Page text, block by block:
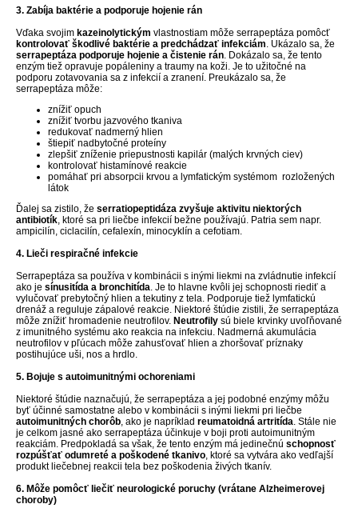
3. Zabíja baktérie a podporuje hojenie rán
Vďaka svojim kazeinolytickým vlastnostiam môže serrapeptáza pomôcť
kontrolovať škodlivé baktérie a predchádzať infekciám. Ukázalo sa, že
serrapeptáza podporuje hojenie a čistenie rán. Dokázalo sa, že tento
enzým tiež opravuje popáleniny a traumy na koži. Je to užitočné na
podporu zotavovania sa z infekcií a zranení. Preukázalo sa, že
serrapeptáza môže:
znížiť opuch
znížiť tvorbu jazvového tkaniva
redukovať nadmerný hlien
štiepiť nadbytočné proteíny
zlepšiť zníženie priepustnosti kapilár (malých krvných ciev)
kontrolovať histamínové reakcie
pomáhať pri absorpcii krvou a lymfatickým systémom rozložených
látok
Ďalej sa zistilo, že serratiopeptidáza zvyšuje aktivitu niektorých
antibiotík, ktoré sa pri liečbe infekcií bežne používajú. Patria sem napr.
ampicilín, ciclacilín, cefalexín, minocyklín a cefotiam.
4. Lieči respiračné infekcie
Serrapeptáza sa používa v kombinácii s inými liekmi na zvládnutie infekcií
ako je sínusitída a bronchitída. Je to hlavne kvôli jej schopnosti riediť a
vylučovať prebytočný hlien a tekutiny z tela. Podporuje tiež lymfatickú
drenáž a reguluje zápalové reakcie. Niektoré štúdie zistili, že serrapeptáza
môže znížiť hromadenie neutrofilov. Neutrofily sú biele krvinky uvoľňované
z imunitného systému ako reakcia na infekciu. Nadmerná akumulácia
neutrofilov v pľúcach môže zahusťovať hlien a zhoršovať príznaky
postihujúce uši, nos a hrdlo.
5. Bojuje s autoimunitnými ochoreniami
Niektoré štúdie naznačujú, že serrapeptáza a jej podobné enzýmy môžu
byť účinné samostatne alebo v kombinácii s inými liekmi pri liečbe
autoimunitných chorôb, ako je napríklad reumatoidná artritída. Stále nie
je celkom jasné ako serrapeptáza účinkuje v boji proti autoimunitným
reakciám. Predpokladá sa však, že tento enzým má jedinečnú schopnosť
rozpúšťať odumreté a poškodené tkanivo, ktoré sa vytvára ako vedľajší
produkt liečebnej reakcii tela bez poškodenia živých tkanív.
6. Môže pomôcť liečiť neurologické poruchy (vrátane Alzheimerovej
choroby)